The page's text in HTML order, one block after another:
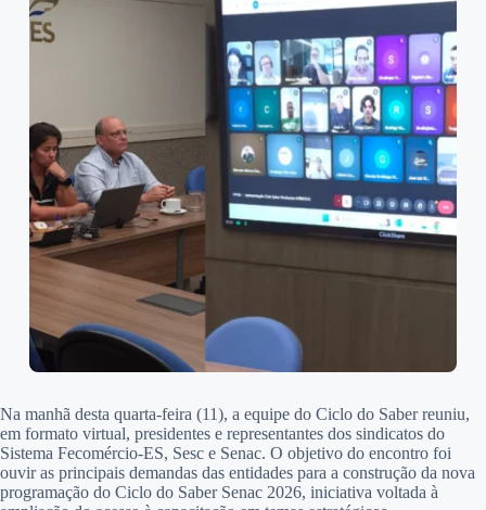
Na manhã desta quarta-feira (11), a equipe do Ciclo do Saber reuniu,
em formato virtual, presidentes e representantes dos sindicatos do
Sistema Fecomércio-ES, Sesc e Senac. O objetivo do encontro foi
ouvir as principais demandas das entidades para a construção da nova
programação do Ciclo do Saber Senac 2026, iniciativa voltada à